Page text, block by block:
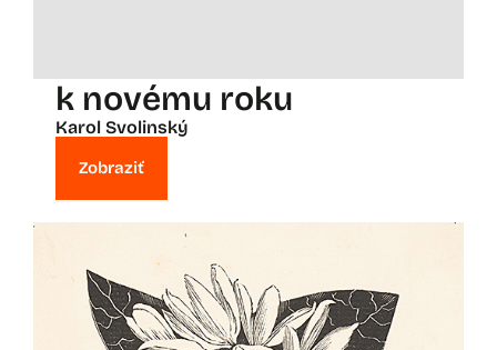
k novému roku
Karol Svolinský
Zobraziť